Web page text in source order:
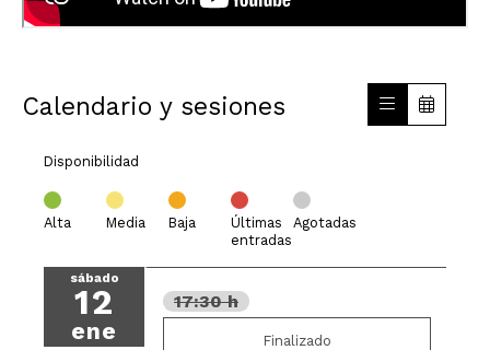
Calendario y sesiones
Disponibilidad
Alta Media Baja
Últimas
entradas
Agotadas
sábado
12
ene
17:30 h
Finalizado